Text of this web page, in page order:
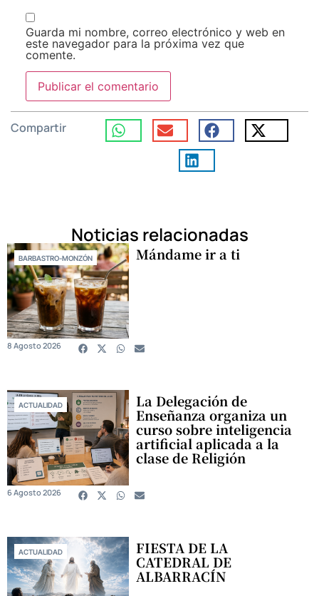
Guarda mi nombre, correo electrónico y web en
este navegador para la próxima vez que
comente.
Compartir
Noticias relacionadas
BARBASTRO-MONZÓN Mándame ir a ti
8 Agosto 2026
ACTUALIDAD La Delegación de
Enseñanza organiza un
curso sobre inteligencia
artificial aplicada a la
clase de Religión
6 Agosto 2026
ACTUALIDAD FIESTA DE LA
CATEDRAL DE
ALBARRACÍN